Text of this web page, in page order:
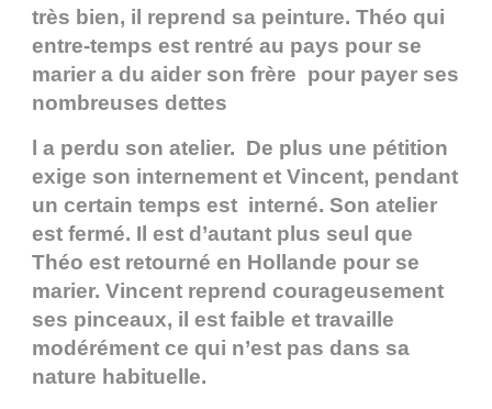
très bien, il reprend sa peinture. Théo qui
entre-temps est rentré au pays pour se
marier a du aider son frère pour payer ses
nombreuses dettes
l a perdu son atelier. De plus une pétition
exige son internement et Vincent, pendant
un certain temps est interné. Son atelier
est fermé. Il est d’autant plus seul que
Théo est retourné en Hollande pour se
marier. Vincent reprend courageusement
ses pinceaux, il est faible et travaille
modérément ce qui n’est pas dans sa
nature habituelle.